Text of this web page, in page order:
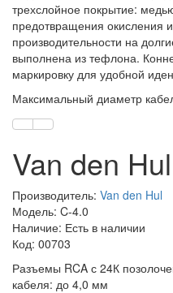
трехслойное покрытие:
предотвращения окисления
производительности на
выполнена из тефлона.
маркировку для удобной
Максимальный диаметр
Van den
Производитель: Van den Hul
Модель: C-4.0
Наличие: Есть в наличии
Код: 00703
Разъемы RCA с 24К
кабеля: до 4,0 мм